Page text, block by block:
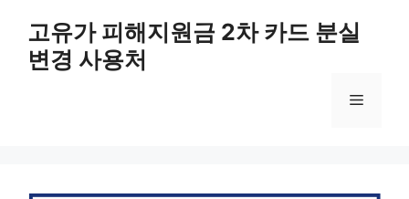
고유가 피해지원금 2차 카드 분실
변경 사용처
메